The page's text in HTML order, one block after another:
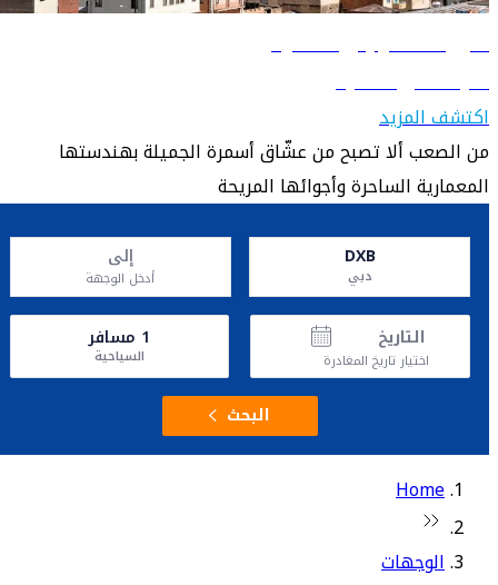
دليل السفر إلى أسمرة
تعرّف على أسمرة
اكتشف المزيد
من الصعب ألا تصبح من عشّاق أسمرة الجميلة بهندستها
المعمارية الساحرة وأجوائها المريحة
DXB
دبي
إلى
أدخل الوجهة
التاريخ
اختيار تاريخ المغادرة
1 مسافر
السياحية
البحث
Home
الوجهات